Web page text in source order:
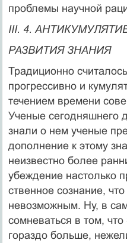
проблемы научной
III. 4.
РАЗВИТИЯ ЗНАНИЯ
Традиционно
прогрессивно и
течением времени
Ученые сегодняшнего
знали о нем ученые
дополнение к этому
неизвестно более
убеждение настолько
ственное сознание,
невозможным. Ну, в
сомневаться в том,
гораздо больше,